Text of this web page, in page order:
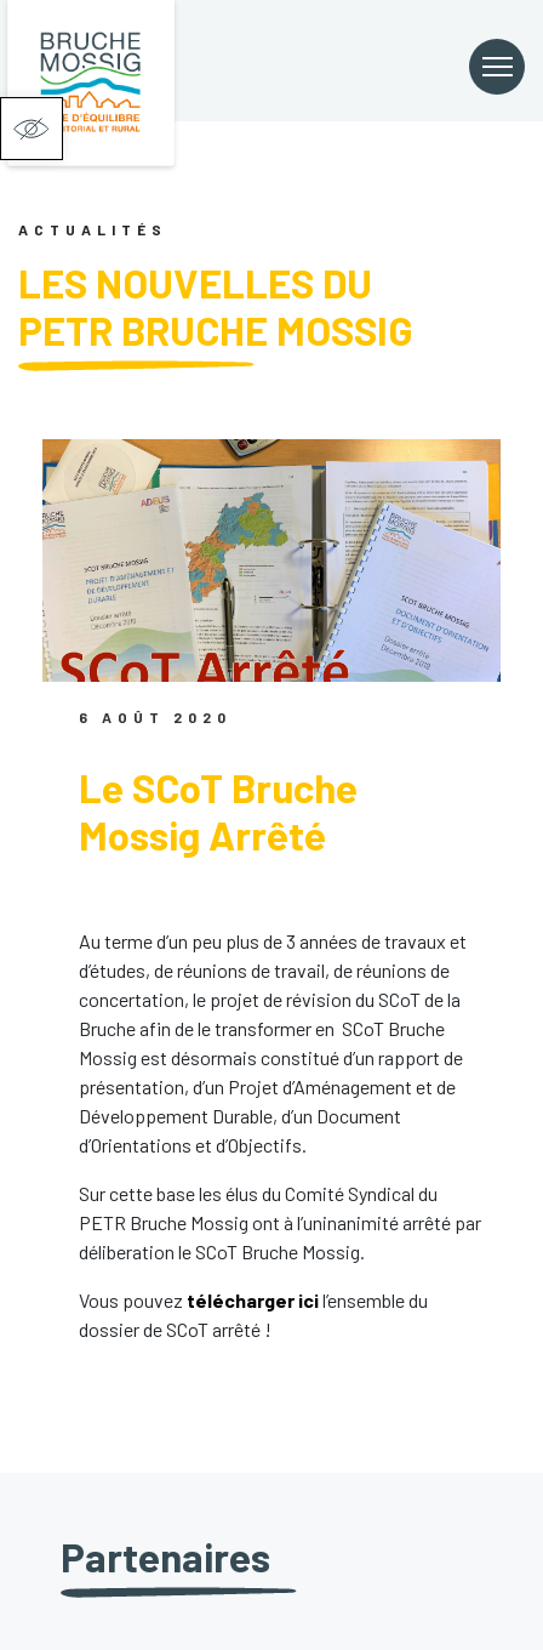
Ouvrir la barre d’outils
ACTUALITÉS
LES NOUVELLES DU
PETR BRUCHE MOSSIG
6 AOÛT 2020
Le SCoT Bruche
Mossig Arrêté
Au terme d’un peu plus de 3 années de travaux et
d’études, de réunions de travail, de réunions de
concertation, le projet de révision du SCoT de la
Bruche afin de le transformer en SCoT Bruche
Mossig est désormais constitué d’un rapport de
présentation, d’un Projet d’Aménagement et de
Développement Durable, d’un Document
d’Orientations et d’Objectifs.
Sur cette base les élus du Comité Syndical du
PETR Bruche Mossig ont à l’uninanimité arrêté par
déliberation le SCoT Bruche Mossig.
Vous pouvez télécharger icil’ensemble du
dossier de SCoT arrêté !
Partenaires